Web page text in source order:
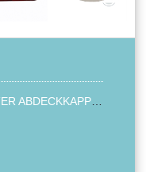
LKW RADMUTTER ABDECKKAPPEN SECHSKANT KAPPEN FELGEN BOLZENABDECKUNGEN CHROM 32MM